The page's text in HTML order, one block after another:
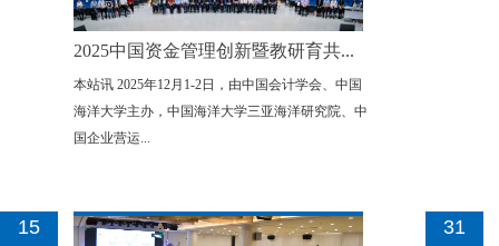
2025中国资金管理创新暨教研育共...
本站讯 2025年12月1-2日，由中国会计学会、中国
海洋大学主办，中国海洋大学三亚海洋研究院、中
国企业营运...
15 31